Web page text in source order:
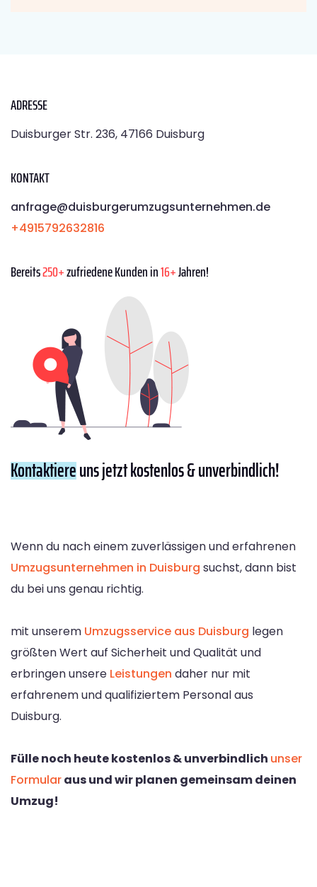
ADRESSE
Duisburger Str. 236, 47166 Duisburg
KONTAKT
anfrage@duisburgerumzugsunternehmen.de
+4915792632816
Bereits250+zufriedene Kunden in16+Jahren!
Kontaktiereuns jetzt kostenlos & unverbindlich!
Wenn du nach einem zuverlässigen und erfahrenen
Umzugsunternehmen in Duisburg suchst, dann bist
du bei uns genau richtig.
mit unserem Umzugsservice aus Duisburg legen
größten Wert auf Sicherheit und Qualität und
erbringen unsere Leistungen daher nur mit
erfahrenem und qualifiziertem Personal aus
Duisburg.
Fülle noch heute kostenlos & unverbindlich unser
Formularaus und wir planen gemeinsam deinen
Umzug!